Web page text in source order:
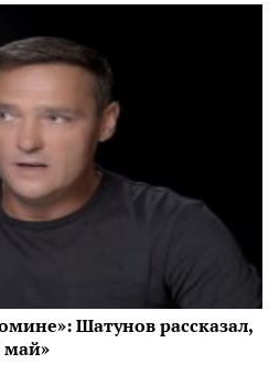
Шатунов рассказал,
май»